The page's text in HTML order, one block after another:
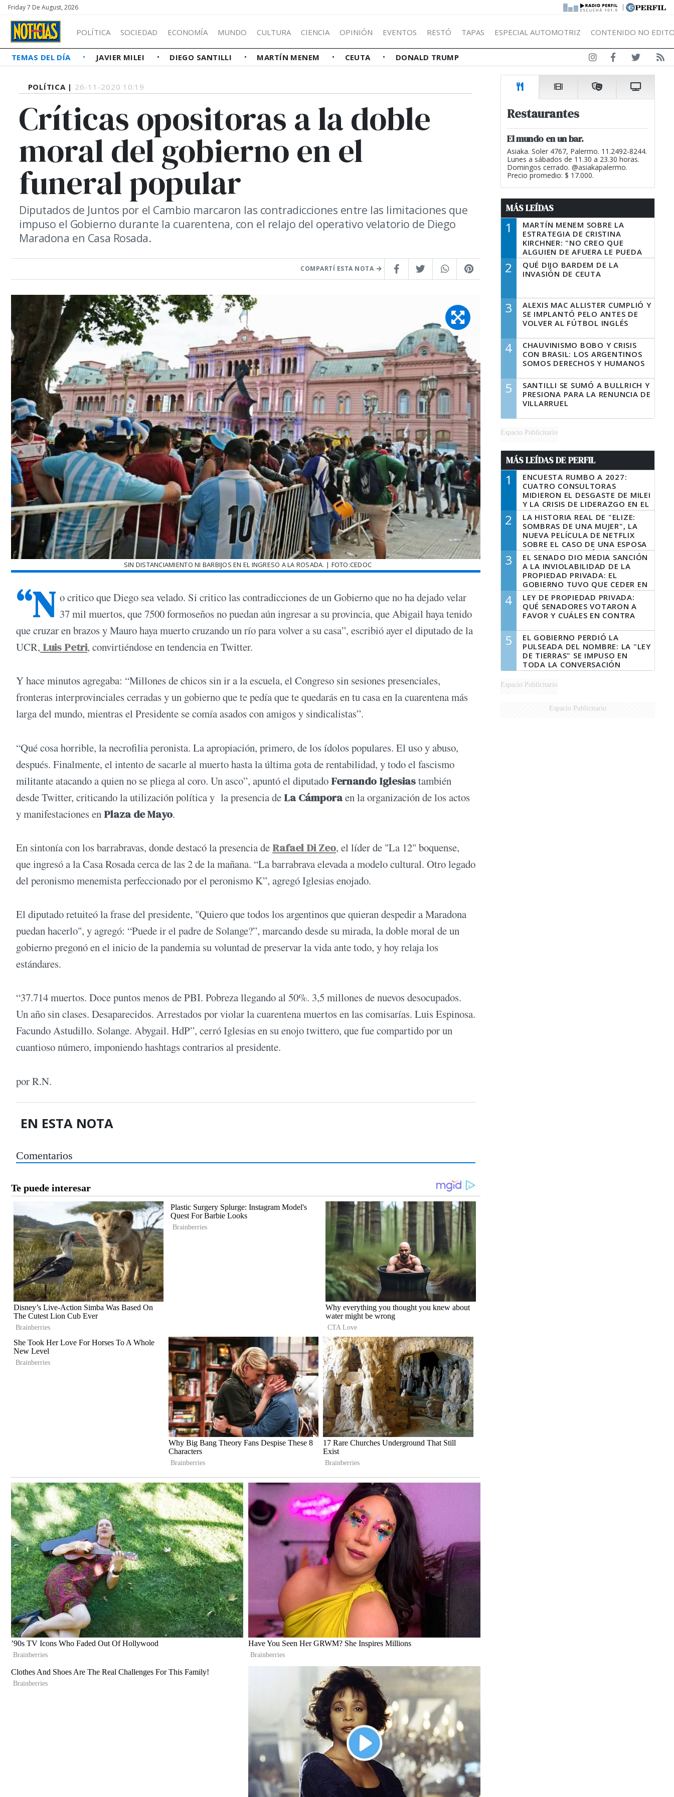
Friday 7 De August, 2026 |
POLÍTICA SOCIEDAD ECONOMÍA MUNDO CULTURA CIENCIA OPINIÓN EVENTOS RESTÓ TAPAS ESPECIAL AUTOMOTRIZ CONTENIDO NO
TEMAS DEL DÍA JAVIER MILEI DIEGO SANTILLI MARTÍN MENEM CEUTA DONALD TRUMP
POLÍTICA | 26-11-2020 10:19
Críticas opositoras a la doble
moral del gobierno en el
funeral popular
Diputados de Juntos por el Cambio marcaron las contradicciones entre las limitaciones que
impuso el Gobierno durante la cuarentena, con el relajo del operativo velatorio de Diego
Maradona en Casa Rosada.
COMPARTÍ ESTA NOTA
SIN DISTANCIAMIENTO NI BARBIJOS EN EL INGRESO A LA ROSADA. | FOTO:CEDOC
“N o critico que Diego sea velado. Si critico las contradicciones de un Gobierno que no ha dejado velar
37 mil muertos, que 7500 formoseños no puedan aún ingresar a su provincia, que Abigail haya tenido
que cruzar en brazos y Mauro haya muerto cruzando un río para volver a su casa”, escribió ayer el diputado de la
UCR, Luis Petri, convirtiéndose en tendencia en Twitter.
Y hace minutos agregaba: “Millones de chicos sin ir a la escuela, el Congreso sin sesiones presenciales,
fronteras interprovinciales cerradas y un gobierno que te pedía que te quedarás en tu casa en la cuarentena más
larga del mundo, mientras el Presidente se comía asados con amigos y sindicalistas”.
“Qué cosa horrible, la necrofilia peronista. La apropiación, primero, de los ídolos populares. El uso y abuso,
después. Finalmente, el intento de sacarle al muerto hasta la última gota de rentabilidad, y todo el fascismo
militante atacando a quien no se pliega al coro. Un asco”, apuntó el diputado Fernando Iglesiastambién
desde Twitter, criticando la utilización política y la presencia de La Cámporaen la organización de los actos
y manifestaciones en Plaza de Mayo.
En sintonía con los barrabravas, donde destacó la presencia de Rafael Di Zeo, el líder de "La 12" boquense,
que ingresó a la Casa Rosada cerca de las 2 de la mañana. “La barrabrava elevada a modelo cultural. Otro legado
del peronismo menemista perfeccionado por el peronismo K”, agregó Iglesias enojado.
El diputado retuiteó la frase del presidente, "Quiero que todos los argentinos que quieran despedir a Maradona
puedan hacerlo", y agregó: “Puede ir el padre de Solange?”, marcando desde su mirada, la doble moral de un
gobierno pregonó en el inicio de la pandemia su voluntad de preservar la vida ante todo, y hoy relaja los
estándares.
“37.714 muertos. Doce puntos menos de PBI. Pobreza llegando al 50%. 3,5 millones de nuevos desocupados.
Un año sin clases. Desaparecidos. Arrestados por violar la cuarentena muertos en las comisarías. Luis Espinosa.
Facundo Astudillo. Solange. Abygail. HdP”, cerró Iglesias en su enojo twittero, que fue compartido por un
cuantioso número, imponiendo hashtags contrarios al presidente.
por R.N.
EN ESTA NOTA
Comentarios
Restaurantes
El mundo en un bar.
Asiaka. Soler 4767, Palermo. 11.2492-8244.
Lunes a sábados de 11.30 a 23.30 horas.
Domingos cerrado. @asiakapalermo.
Precio promedio: $ 17.000.
MÁS LEÍDAS
1
MARTÍN MENEM SOBRE LA
ESTRATEGIA DE CRISTINA
KIRCHNER: "NO CREO QUE
ALGUIEN DE AFUERA LE PUEDA
DECIR A LA JUSTICIA LO QUE
TIENE QUE HACER"
2
QUÉ DIJO BARDEM DE LA
INVASIÓN DE CEUTA
3
ALEXIS MAC ALLISTER CUMPLIÓ Y
SE IMPLANTÓ PELO ANTES DE
VOLVER AL FÚTBOL INGLÉS
4
CHAUVINISMO BOBO Y CRISIS
CON BRASIL: LOS ARGENTINOS
SOMOS DERECHOS Y HUMANOS
5
SANTILLI SE SUMÓ A BULLRICH Y
PRESIONA PARA LA RENUNCIA DE
VILLARRUEL
Espacio Publicitario
MÁS LEÍDAS DE PERFIL
1
ENCUESTA RUMBO A 2027:
CUATRO CONSULTORAS
MIDIERON EL DESGASTE DE MILEI
Y LA CRISIS DE LIDERAZGO EN EL
PERONISMO
2
LA HISTORIA REAL DE "ELIZE:
SOMBRAS DE UNA MUJER", LA
NUEVA PELÍCULA DE NETFLIX
SOBRE EL CASO DE UNA ESPOSA
QUE DESCUARTIZÓ A SU
MARIDO
3
EL SENADO DIO MEDIA SANCIÓN
A LA INVIOLABILIDAD DE LA
PROPIEDAD PRIVADA: EL
GOBIERNO TUVO QUE CEDER EN
LA LEY DEL MANEJO DEL FUEGO
4
LEY DE PROPIEDAD PRIVADA:
QUÉ SENADORES VOTARON A
FAVOR Y CUÁLES EN CONTRA
5
EL GOBIERNO PERDIÓ LA
PULSEADA DEL NOMBRE: LA "LEY
DE TIERRAS" SE IMPUSO EN
TODA LA CONVERSACIÓN
DIGITAL
Espacio Publicitario
Espacio Publicitario